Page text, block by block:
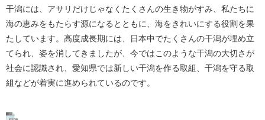
干潟には、アサリだけじゃなくたくさんの生き物がすみ、私たちに
海の恵みをもたらす源になるとともに、海をきれいにする役割を果
たしています。高度成長期には、日本中でたくさんの干潟が埋め立
てられ、姿を消してきましたが、今ではこのような干潟の大切さが
社会に認識され、愛知県では新しい干潟を作る取組、干潟を守る取
組などが着実に進められているのです。